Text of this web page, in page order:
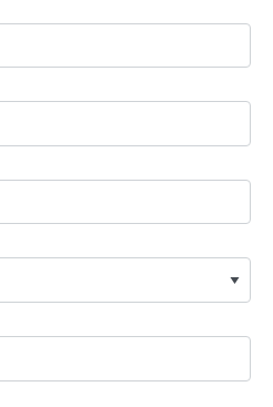
lässt alle Bestandsteile
regional fertigen und
an
und soziale
aus brauner Pappe und
nutzt Solarstrom